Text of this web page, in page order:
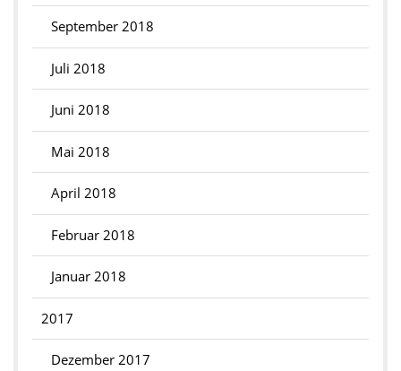
September 2018
Juli 2018
Juni 2018
Mai 2018
April 2018
Februar 2018
Januar 2018
2017
Dezember 2017